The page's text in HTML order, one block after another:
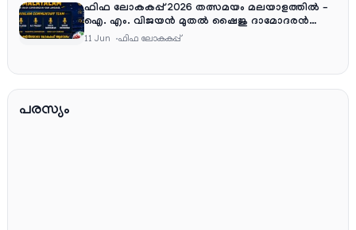
ഫിഫ ലോകകപ്പ് 2026 തത്സമയം മലയാളത്തിൽ –
ഐ. എം. വിജയൻ മുതൽ ഷൈജു ദാമോദരൻ
വരെ കമന്ററി സംഘത്തിൽ
11 Jun ഫിഫ ലോകകപ്പ്
പരസ്യം